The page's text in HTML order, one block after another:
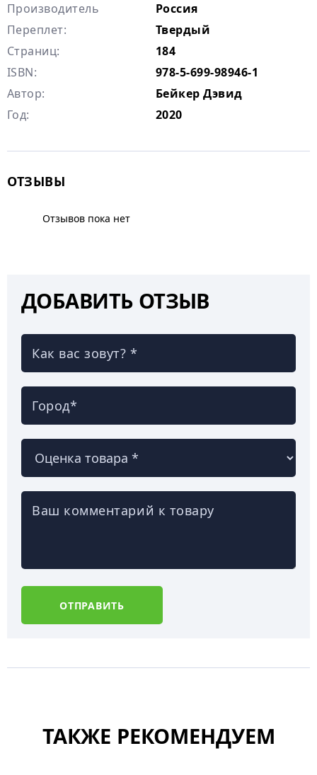
Производитель
Россия
Переплет:
Твердый
Страниц:
184
ISBN:
978-5-699-98946-1
Автор:
Бейкер Дэвид
Год:
2020
ОТЗЫВЫ
Отзывов пока нет
ДОБАВИТЬ ОТЗЫВ
Как вас зовут? *
Город*
Ваш комментарий к товару
ОТПРАВИТЬ
ТАКЖЕ РЕКОМЕНДУЕМ